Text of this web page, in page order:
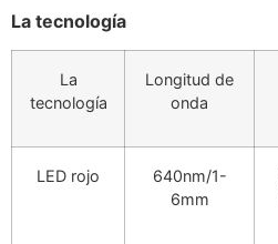
La tecnología
La
tecnología
Longitud de
onda
LED rojo
640nm/1-
6mm